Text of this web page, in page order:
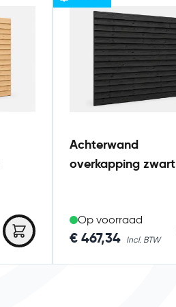
Achterwand
overkapping zwart
Op voorraad
As low as
€ 467,34